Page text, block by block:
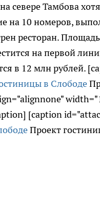
севере Тамбова
на 10 номеров,
ресторан.
на первой
в 12 млн рублей.
[caption
Проект